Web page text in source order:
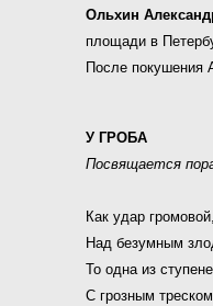
Ольхин
площади в
После покушения
У ГРОБА
Посвящается
Как удар
Над безумным
То одна из
С грозным